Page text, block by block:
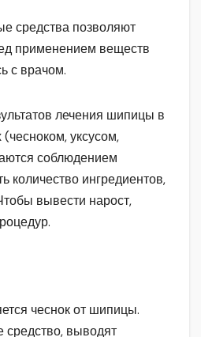
средства позволяют
применением веществ
с врачом.
лечения шипицы в
уксусом,
соблюдением
количество ингредиентов,
вывести нарост,
чеснок от шипицы.
выводят